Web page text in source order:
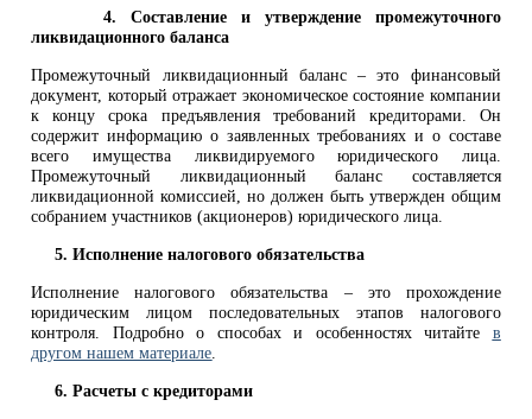
4. Составление и утверждение промежуточного
ликвидационного баланса
Промежуточный ликвидационный баланс – это финансовый
документ, который отражает экономическое состояние компании
к концу срока предъявления требований кредиторами. Он
содержит информацию о заявленных требованиях и о составе
всего имущества ликвидируемого юридического лица.
Промежуточный ликвидационный баланс составляется
ликвидационной комиссией, но должен быть утвержден общим
собранием участников (акционеров) юридического лица.
5. Исполнение налогового обязательства
Исполнение налогового обязательства – это прохождение
юридическим лицом последовательных этапов налогового
контроля. Подробно о способах и особенностях читайте в
другом нашем материале.
6. Расчеты с кредиторами